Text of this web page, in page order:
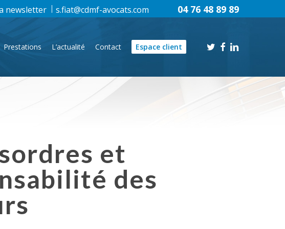
Prestations L’actualité Contact Espace client twitterfacebook
linkedin
newsletter s.fiat@cdmf-avocats.com 04 76 48 89 89
et
des